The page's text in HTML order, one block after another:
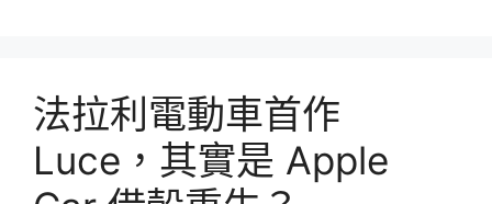
法拉利電動車首作
Luce，其實是 Apple